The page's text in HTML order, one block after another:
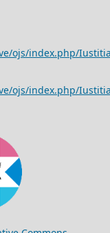
ojs/index.php/
ojs/index.php/